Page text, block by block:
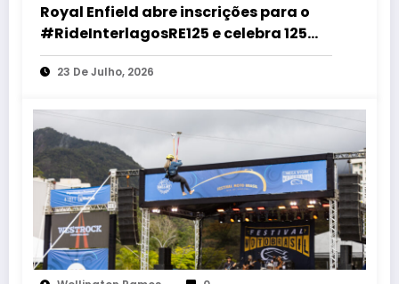
Royal Enfield abre inscrições para o
#RideInterlagosRE125 e celebra 125
anos com desfile histórico em
Interlagos
23 De Julho, 2026